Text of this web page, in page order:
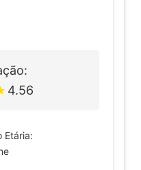
4.56
Etária: